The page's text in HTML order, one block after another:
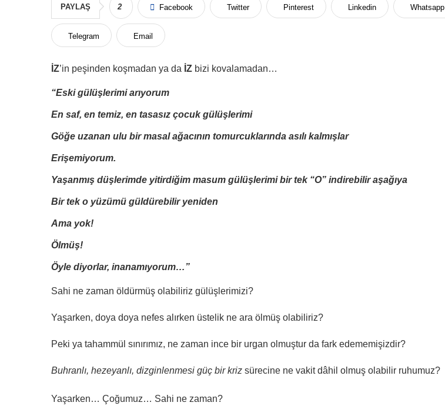
PAYLAŞ 2 Facebook Twitter Pinterest Linkedin Whatsapp
Telegram Email
İZ’in peşinden koşmadan ya da İZ bizi kovalamadan…
“Eski gülüşlerimi arıyorum
En saf, en temiz, en tasasız çocuk gülüşlerimi
Göğe uzanan ulu bir masal ağacının tomurcuklarında asılı kalmışlar
Erişemiyorum.
Yaşanmış düşlerimde yitirdiğim masum gülüşlerimi bir tek “O” indirebilir aşağıya
Bir tek o yüzümü güldürebilir yeniden
Ama yok!
Ölmüş!
Öyle diyorlar, inanamıyorum…”
Sahi ne zaman öldürmüş olabiliriz gülüşlerimizi?
Yaşarken, doya doya nefes alırken üstelik ne ara ölmüş olabiliriz?
Peki ya tahammül sınırımız, ne zaman ince bir urgan olmuştur da fark edememişizdir?
Buhranlı, hezeyanlı, dizginlenmesi güç bir kriz sürecine ne vakit dâhil olmuş olabilir ruhumuz?
Yaşarken… Çoğumuz… Sahi ne zaman?